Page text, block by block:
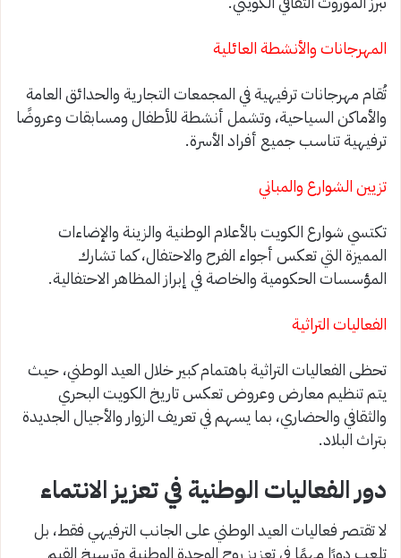
المهرجانات والأنشطة العائلية
تُقام مهرجانات ترفيهية في المجمعات التجارية والحدائق العامة
والأماكن السياحية، وتشمل أنشطة للأطفال ومسابقات وعروضًا
ترفيهية تناسب جميع أفراد الأسرة.
تزيين الشوارع والمباني
تكتسي شوارع الكويت بالأعلام الوطنية والزينة والإضاءات
المميزة التي تعكس أجواء الفرح والاحتفال، كما تشارك
المؤسسات الحكومية والخاصة في إبراز المظاهر الاحتفالية.
الفعاليات التراثية
تحظى الفعاليات التراثية باهتمام كبير خلال العيد الوطني، حيث
يتم تنظيم معارض وعروض تعكس تاريخ الكويت البحري
والثقافي والحضاري، بما يسهم في تعريف الزوار والأجيال الجديدة
بتراث البلاد.
دور الفعاليات الوطنية في تعزيز الانتماء
لا تقتصر فعاليات العيد الوطني على الجانب الترفيهي فقط، بل